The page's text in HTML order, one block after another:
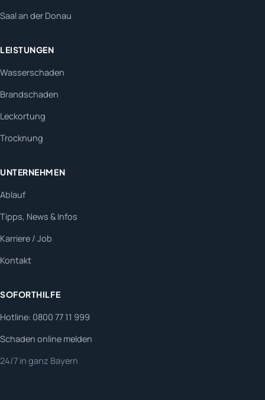
Saal an der Donau
LEISTUNGEN
Wasserschaden
Brandschaden
Leckortung
Trocknung
UNTERNEHMEN
Ablauf
Tipps, News & Infos
Karriere / Job
Kontakt
SOFORTHILFE
Hotline: 0800 77 11 999
Schaden online melden
24/7 in ganz Bayern